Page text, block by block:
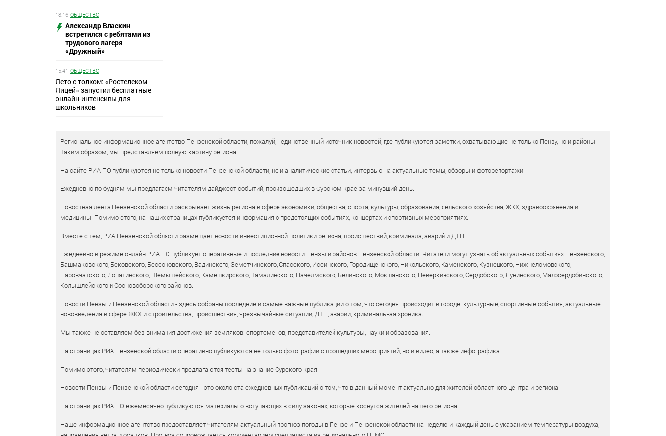
18:16 ОБЩЕСТВО
Александр Власкин
встретился с ребятами из
трудового лагеря
«Дружный»
15:41 ОБЩЕСТВО
Лето с толком: «Ростелеком
Лицей» запустил бесплатные
онлайн-интенсивы для
школьников
Региональное информационное агентство Пензенской области, пожалуй, - единственный источник новостей, где публикуются заметки, охватывающие не только Пензу, но и районы.
Таким образом, мы представляем полную картину региона.
На сайте РИА ПО публикуются не только новости Пензенской области, но и аналитические статьи, интервью на актуальные темы, обзоры и фоторепортажи.
Ежедневно по будням мы предлагаем читателям дайджест событий, произошедших в Сурском крае за минувший день.
Новостная лента Пензенской области раскрывает жизнь региона в сфере экономики, общества, спорта, культуры, образования, сельского хозяйства, ЖКХ, здравоохранения и
медицины. Помимо этого, на наших страницах публикуется информация о предстоящих событиях, концертах и спортивных мероприятиях.
Вместе с тем, РИА Пензенской области размещает новости инвестиционной политики региона, происшествий, криминала, аварий и ДТП.
Ежедневно в режиме онлайн РИА ПО публикует оперативные и последние новости Пензы и районов Пензенской области. Читатели могут узнать об актуальных событиях Пензенского,
Башмаковского, Бековского, Бессоновского, Вадинского, Земетчинского, Спасского, Иссинского, Городищенского, Никольского, Каменского, Кузнецкого, Нижнеломовского,
Наровчатского, Лопатинского, Шемышейского, Камешкирского, Тамалинского, Пачелмского, Белинского, Мокшанского, Неверкинского, Сердобского, Лунинского, Малосердобинского,
Колышлейского и Сосновоборского районов.
Новости Пензы и Пензенской области - здесь собраны последние и самые важные публикации о том, что сегодня происходит в городе: культурные, спортивные события, актуальные
нововведения в сфере ЖКХ и строительства, происшествия, чрезвычайные ситуации, ДТП, аварии, криминальная хроника.
Мы также не оставляем без внимания достижения земляков: спортсменов, представителей культуры, науки и образования.
На страницах РИА Пензенской области оперативно публикуются не только фотографии с прошедших мероприятий, но и видео, а также инфографика.
Помимо этого, читателям периодически предлагаются тесты на знание Сурского края.
Новости Пензы и Пензенской области сегодня - это около ста ежедневных публикаций о том, что в данный момент актуально для жителей областного центра и региона.
На страницах РИА ПО ежемесячно публикуются материалы о вступающих в силу законах, которые коснутся жителей нашего региона.
Наше информационное агентство предоставляет читателям актуальный прогноз погоды в Пензе и Пензенской области на неделю и каждый день с указанием температуры воздуха,